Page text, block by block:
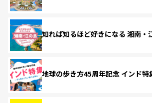
知れば知るほど好きになる 湘南・
地球の歩き方45周年記念 インド特